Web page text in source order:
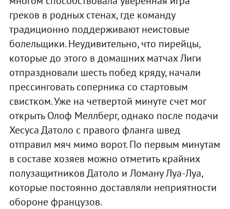
греков в родных стенах, где команду
традиционно поддерживают неистовые
болельщики. Неудивительно, что пирейцы,
которые до этого в домашних матчах Лиги
отпраздновали шесть побед кряду, начали
прессинговать соперника со стартовым
свистком. Уже на четвертой минуте счет мог
открыть Олоф Меллберг, однако после подачи
Хесуса Датоло с правого фланга швед
отправил мяч мимо ворот. По первым минутам
в составе хозяев можно отметить крайних
полузащитников Датоло и Ломану Луа-Луа,
которые постоянно доставляли неприятности
обороне французов.